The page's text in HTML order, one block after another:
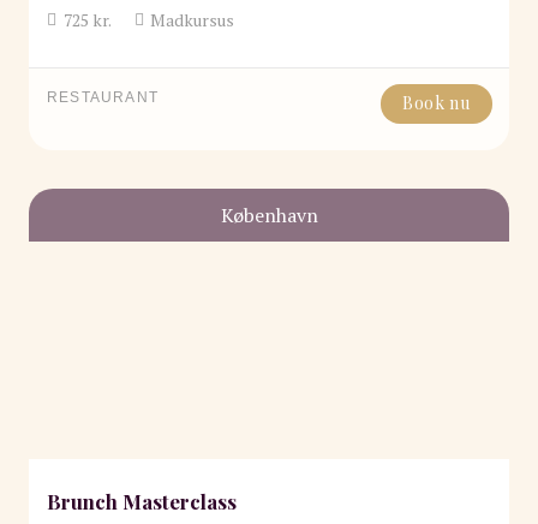
725 kr. Madkursus
RESTAURANT Book nu
København
Brunch Masterclass